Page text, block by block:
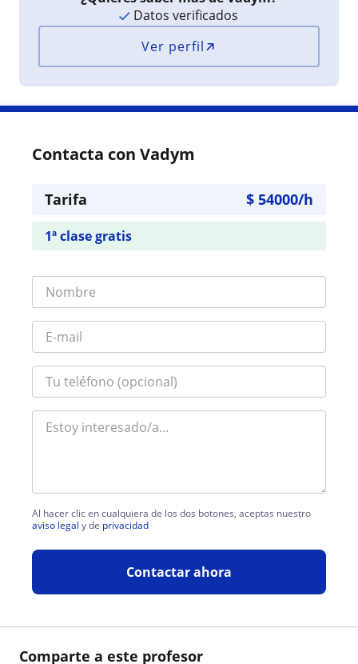
Comparte a este profesor
Datos verificados
Ver perfil
Contacta con Vadym
Tarifa $ 54000/h
1ª clase gratis
Al hacer clic en cualquiera de los dos botones, aceptas nuestro
aviso legal y de privacidad
Contactar ahora